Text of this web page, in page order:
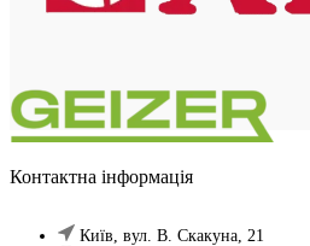
Контактна інформація
Київ, вул. В. Скакуна, 21